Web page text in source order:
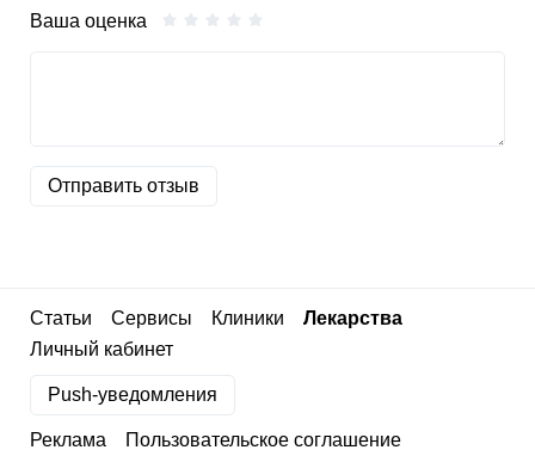
Ваша оценка
Отправить отзыв
Статьи Сервисы Клиники
Лекарства
Личный кабинет
Push-уведомления
Реклама Пользовательское соглашение